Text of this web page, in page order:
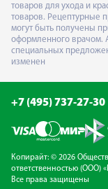
товаров для ухода и
товаров. Рецептурные
могут быть получены
оформленного врачом.
специальных
изменен
+7 (495) 737-27-30
Копирайт: © 2026
ответственностью (ООО)
Все права защищены